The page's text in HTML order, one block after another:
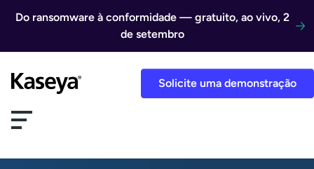
Do ransomware à conformidade — gratuito, ao vivo, 2
de setembro
Solicite uma demonstração